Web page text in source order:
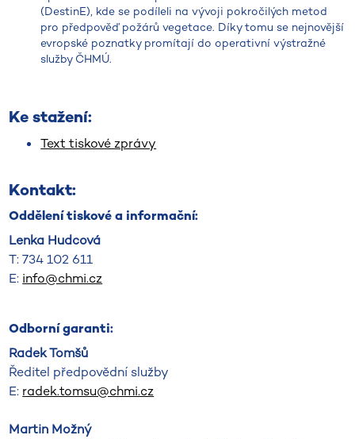
(DestinE), kde se podíleli na vývoji pokročilých metod
pro předpověď požárů vegetace. Díky tomu se nejnovější
evropské poznatky promítají do operativní výstražné
služby ČHMÚ.
Ke stažení:
Text tiskové zprávy
Kontakt:
Oddělení tiskové a informační:
Lenka Hudcová
T: 734 102 611
E: info@chmi.cz
Odborní garanti:
Radek Tomšů
Ředitel předpovědní služby
E: radek.tomsu@chmi.cz
Martin Možný